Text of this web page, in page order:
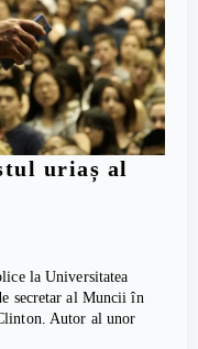
uriaș al
la Universitatea
secretar al Muncii în
Autor al unor